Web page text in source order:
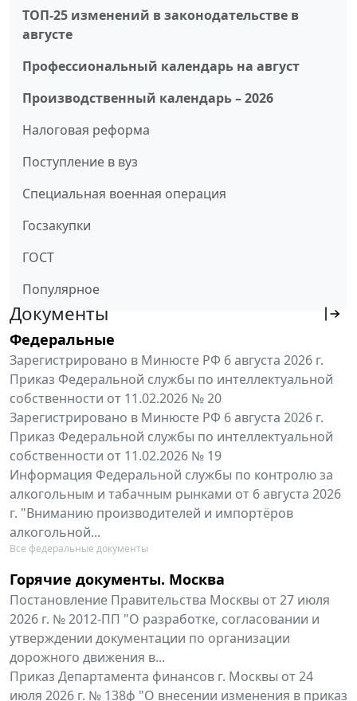
ТОП-25 изменений в законодательстве в
августе
Профессиональный календарь на август
Производственный календарь – 2026
Налоговая реформа
Поступление в вуз
Специальная военная операция
Госзакупки
ГОСТ
Популярное
Документы
Федеральные
Зарегистрировано в Минюсте РФ 6 августа 2026 г.
Приказ Федеральной службы по интеллектуальной
собственности от 11.02.2026 № 20
Зарегистрировано в Минюсте РФ 6 августа 2026 г.
Приказ Федеральной службы по интеллектуальной
собственности от 11.02.2026 № 19
Информация Федеральной службы по контролю за
алкогольным и табачным рынками от 6 августа 2026
г. "Вниманию производителей и импортёров
алкогольной...
Все федеральные документы
Горячие документы. Москва
Постановление Правительства Москвы от 27 июля
2026 г. № 2012-ПП "О разработке, согласовании и
утверждении документации по организации
дорожного движения в...
Приказ Департамента финансов г. Москвы от 24
июля 2026 г. № 138ф "О внесении изменения в приказ